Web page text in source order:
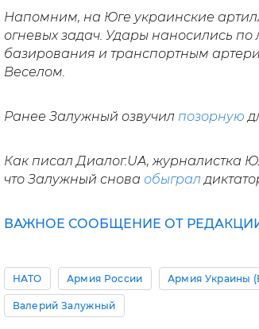
Напомним, на Юге украинские
огневых задач. Удары наносились по
базирования и транспортным
Веселом.
Ранее Залужный озвучил позорную
Как писал Диалог.UA, журналистка
что Залужный снова обыграл
ВАЖНОЕ СООБЩЕНИЕ ОТ
НАТО Армия России Армия Украины
Валерий Залужный